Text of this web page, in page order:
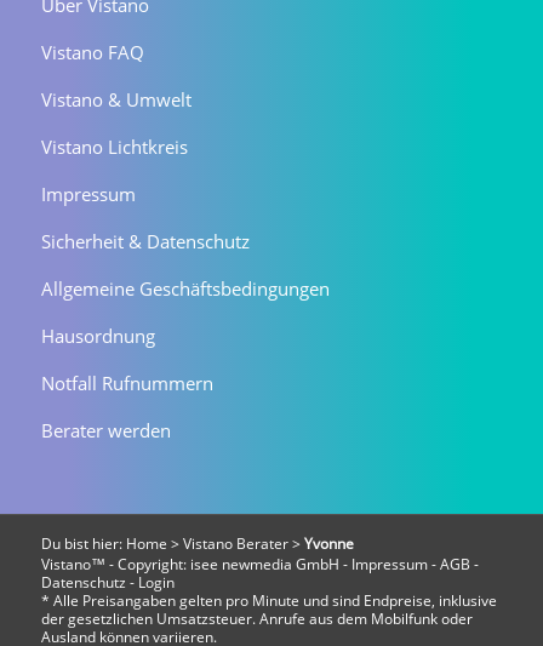
Über Vistano
Vistano FAQ
Vistano & Umwelt
Vistano Lichtkreis
Impressum
Sicherheit & Datenschutz
Allgemeine Geschäftsbedingungen
Hausordnung
Notfall Rufnummern
Berater werden
Du bist hier: Home > Vistano Berater> Yvonne
Vistano™ - Copyright: isee newmedia GmbH - Impressum-AGB -
Datenschutz - Login
* Alle Preisangaben gelten pro Minute und sind Endpreise, inklusive
der gesetzlichen Umsatzsteuer. Anrufe aus dem Mobilfunk oder
Ausland können variieren.